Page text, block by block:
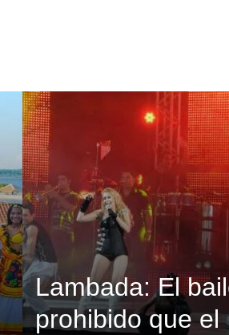
Lambada: El
prohibido que el